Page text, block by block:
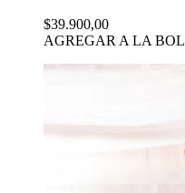
$39.900,00
AGREGAR A LA